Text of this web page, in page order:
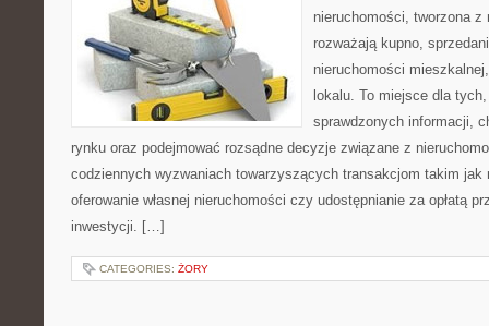
nieruchomości, tworzona
rozważają kupno,
nieruchomości
lokalu. To miejsce dla
sprawdzonych informacji,
rynku oraz podejmować rozsądne decyzje związane z
codziennych wyzwaniach towarzyszących transakcjom takim jak
oferowanie własnej nieruchomości czy udostępnianie za opłatą
inwestycji. […]
CATEGORIES: ŻORY